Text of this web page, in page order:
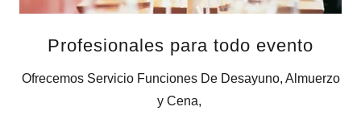
Profesionales para todo evento
Ofrecemos Servicio Funciones De Desayuno, Almuerzo
y Cena,